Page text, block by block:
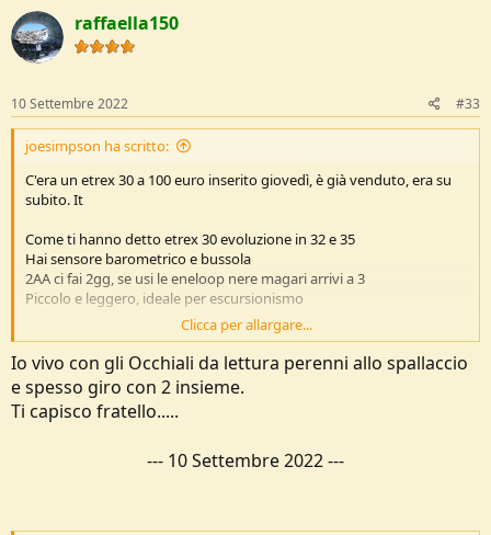
c
t
i
o
s
:
raffaella150
10 Settembre 2022 #33
joesimpson ha scritto:
C'era un etrex 30 a 100 euro inserito giovedì, è già venduto, era su
subito. It
Come ti hanno detto etrex 30 evoluzione in 32 e 35
Hai sensore barometrico e bussola
2AA ci fai 2gg, se usi le eneloop nere magari arrivi a 3
Piccolo e leggero, ideale per escursionismo
Unico handicap, per me, lo schermo piccolo e con la presbiopia da
diversamente gggiovane faccio fatica a vederlo senza occhiali
Adesso uso un 66, il base ovviamente
Hai lo schermo un po' più grande, ma pesa anche un po di più
Clicca per allargare...
Io vivo con gli Occhiali da lettura perenni allo spallaccio
e spesso giro con 2 insieme.
Ti capisco fratello.....
--- 10 Settembre 2022---